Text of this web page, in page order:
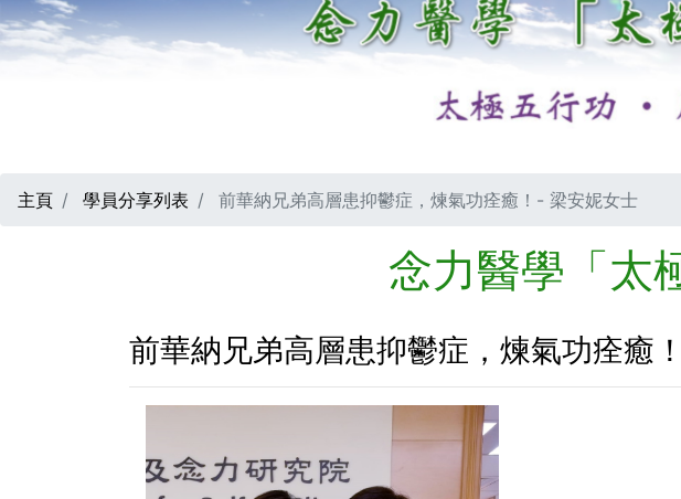
主頁 學員分享列表 前華納兄弟高層患抑鬱症，煉氣功痊癒！- 梁安妮女士
念力醫學「太
前華納兄弟高層患抑鬱症，煉氣功痊癒